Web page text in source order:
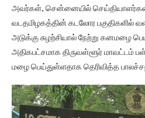
அவர்கள், சென்னையில்
வடதமிழகத்தின் கடலோர பகுதிகளில்
அடுக்கு சுழற்சியால் நேற்று கனமழை
அதிகபட்சமாக திருவள்ளூர் மாவட்டம்
மழை பெய்துள்ளதாக தெரிவித்த